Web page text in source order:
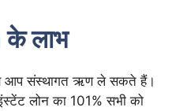
लाभ
आप संस्थागत ऋण ले सकते हैं।
लोन का 101% सभी को